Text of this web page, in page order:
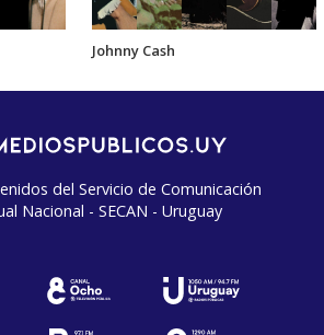
Johnny Cash
del Servicio de Comunicación
Nacional - SECAN - Uruguay